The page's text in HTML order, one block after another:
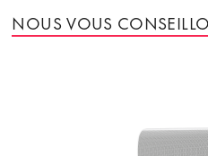
NOUS VOUS